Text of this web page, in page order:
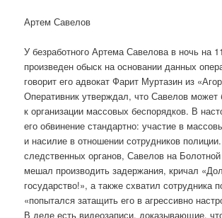
Артем Савелов
У безработного Артема Савелова в ночь на
произведен обыск на основании данных
говорит его адвокат Фарит Муртазин из
Оперативник утверждал, что Савелов может
к организации массовых беспорядков. В
его обвинение стандартно: участие в
и насилие в отношении сотрудников
следственных органов, Савелов на
мешал производить задержания, кричал
государство!», а также схватил сотрудника
«попытался затащить его в агрессивно
В деле есть видеозаписи, доказывающие,